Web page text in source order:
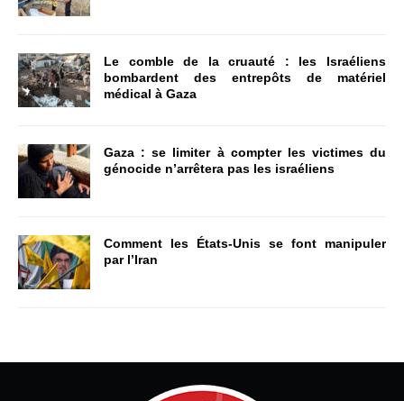
Le comble de la cruauté : les Israéliens
bombardent des entrepôts de matériel
médical à Gaza
Gaza : se limiter à compter les victimes du
génocide n’arrêtera pas les israéliens
Comment les États-Unis se font manipuler
par l’Iran